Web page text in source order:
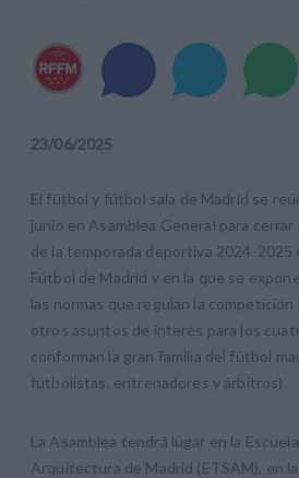
23/06/2025
El fútbol y fútbol sala de Madrid se
junio en Asamblea General para
de la temporada deportiva 2024-2025
Fútbol de Madrid y en la que se
las normas que regulan la
otros asuntos de interés para los
conforman la gran familia del fútbol
futbolistas, entrenadores y árbitros).
La Asamblea tendrá lugar en la
Arquitectura de Madrid (ETSAM), en